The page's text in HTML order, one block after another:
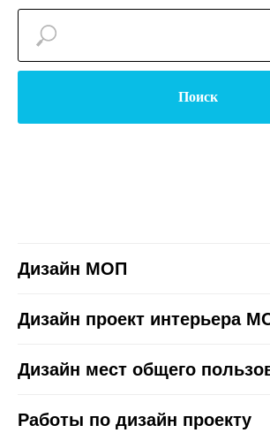
Поиск
Дизайн МОП
Дизайн проект интерьера
Дизайн мест общего
Работы по дизайн проекту